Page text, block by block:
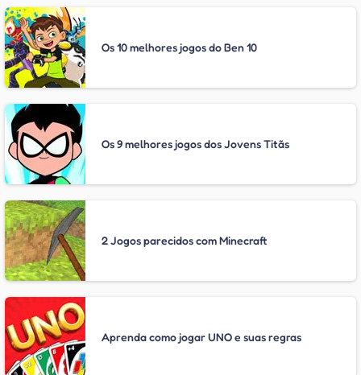
Os 10 melhores jogos do Ben 10
Os 9 melhores jogos dos Jovens Titãs
2 Jogos parecidos com Minecraft
Aprenda como jogar UNO e suas regras